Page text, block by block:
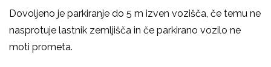
Dovoljeno je parkiranje do 5 m izven vozišča, če temu ne
nasprotuje lastnik zemljišča in če parkirano vozilo ne
moti prometa.